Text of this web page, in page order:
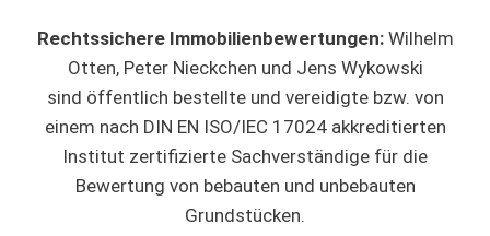
Rechtssichere Immobilienbewertungen:Wilhelm
Otten, Peter Nieckchen und Jens Wykowski
sind öffentlich bestellte und vereidigte bzw. von
einem nach DIN EN ISO/IEC 17024 akkreditierten
Institut zertifizierte Sachverständige für die
Bewertung von bebauten und unbebauten
Grundstücken.